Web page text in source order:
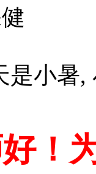
暑,
！